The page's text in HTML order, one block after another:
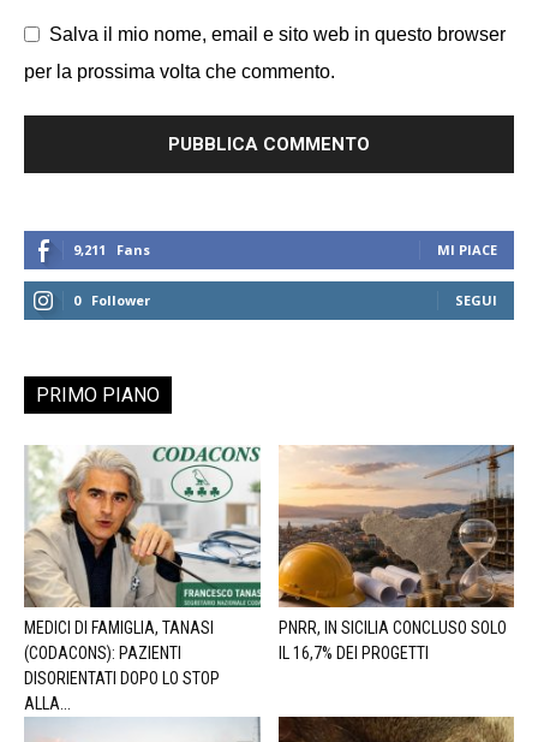
Salva il mio nome, email e sito web in questo browser
per la prossima volta che commento.
9,211 Fans MI PIACE
0 Follower SEGUI
PRIMO PIANO
MEDICI DI FAMIGLIA, TANASI
(CODACONS): PAZIENTI
DISORIENTATI DOPO LO STOP
ALLA...
PNRR, IN SICILIA CONCLUSO SOLO
IL 16,7% DEI PROGETTI